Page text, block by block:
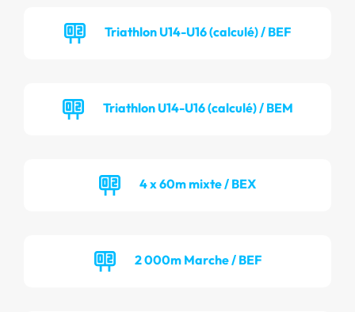
Triathlon U14-U16 (calculé) / BEF
Triathlon U14-U16 (calculé) / BEM
4 x 60m mixte / BEX
2 000m Marche / BEF